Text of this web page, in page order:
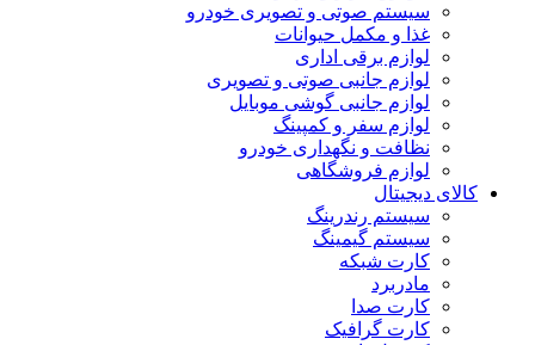
سیستم صوتی و تصویری خودرو
غذا و مکمل حیوانات
لوازم برقی اداری
لوازم جانبی صوتی و تصویری
لوازم جانبی گوشی موبایل
لوازم سفر و کمپینگ
نظافت و نگهداری خودرو
لوازم فروشگاهی
کالای دیجیتال
سیستم رندرینگ
سیستم گیمینگ
کارت شبکه
مادربرد
کارت صدا
کارت گرافیک